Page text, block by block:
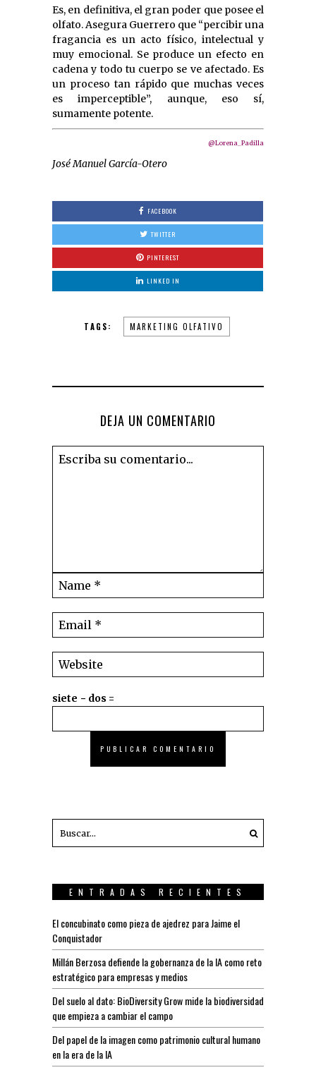
Es, en definitiva, el gran poder que posee el
olfato. Asegura Guerrero que “percibir una
fragancia es un acto físico, intelectual y
muy emocional. Se produce un efecto en
cadena y todo tu cuerpo se ve afectado. Es
un proceso tan rápido que muchas veces
es imperceptible”, aunque, eso sí,
sumamente potente.
@Lorena_Padilla
José Manuel García-Otero
FACEBOOK
TWITTER
PINTEREST
LINKED IN
TAGS: MARKETING OLFATIVO
DEJA UN COMENTARIO
siete − dos =
ENTRADAS RECIENTES
El concubinato como pieza de ajedrez para Jaime el
Conquistador
Millán Berzosa defiende la gobernanza de la IA como reto
estratégico para empresas y medios
Del suelo al dato: BioDiversity Grow mide la biodiversidad
que empieza a cambiar el campo
Del papel de la imagen como patrimonio cultural humano
en la era de la IA